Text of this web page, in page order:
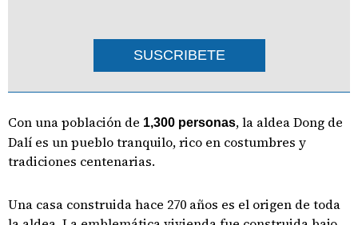
SUSCRIBETE
Con una población de 1,300 personas, la aldea Dong de
Dalí es un pueblo tranquilo, rico en costumbres y
tradiciones centenarias.
Una casa construida hace 270 años es el origen de toda